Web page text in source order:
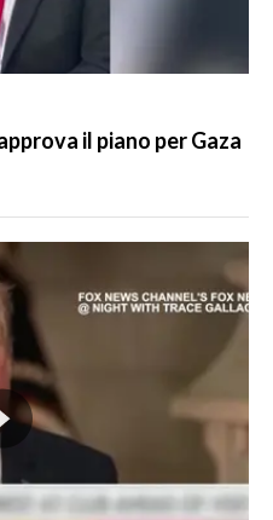
il piano per Gaza